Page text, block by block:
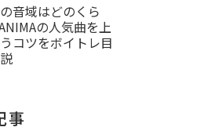
音域はどのくら
の人気曲を上
コツをボイトレ目
事